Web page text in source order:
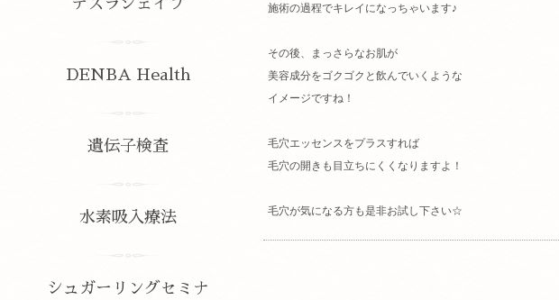
施術の過程でキレイになっちゃいます♪
その後、まっさらなお肌が
美容成分をゴクゴクと飲んでいくような
イメージですね！
毛穴エッセンスをプラスすれば
毛穴の開きも目立ちにくくなりますよ！
毛穴が気になる方も是非お試し下さい☆
テスラシェイプ
DENBA Health
遺伝子検査
水素吸入療法
シュガーリングセミナ